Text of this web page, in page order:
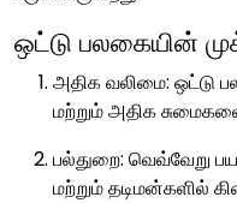
ஒட்டு பலகையின்
அதிக வலிமை: ஒட்டு
மற்றும் அதிக
பல்துறை: வெவ்வேறு
மற்றும் தடிமன்களில்